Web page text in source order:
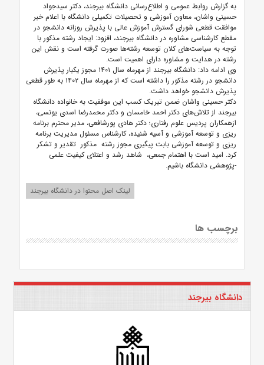
به گزارش روابط عمومی و اطلاع‌رسانی دانشگاه بیرجند، دکتر سیدجواد
حسینی واشان، معاون آموزشی و تحصیلات تکمیلی دانشگاه با اعلام خبر
موافقت قطعی شورای گسترش آموزش عالی با پذیرش روزانه دانشجو در
مقطع کارشناسی مشاوره در دانشگاه بیرجند، افزود: ‏ایجاد رشته مذکور با
توجه به سیاست‌های کلان توسعه رشته‌ها صورت گرفته است و نقش این
رشته در هدایت و مشاوره دارای اهمیت است.
وی ادامه داد: دانشگاه بیرجند از مهرماه سال ۱۴۰۱ مجوز یکبار پذیرش
دانشجو در رشته مذکور را داشته است که از مهرماه سال ۱۴۰۲ به طور قطعی
پذیرش دانشجو ‏خواهد داشت.‏
دکتر حسینی واشان ضمن تبریک کسب این موفقیت به خانواده دانشگاه
بیرجند از تلاش‌های دکتر احمد خامسان و دکتر محمدرضا اسدی یونسی،
ازهمکاران پردیس علوم رفتاری؛ دکتر هادی پورشافعی، مدیر محترم برنامه
ریزی و توسعه آموزشی و آسیه شنیده، کارشناس مسئول مدیریت برنامه
ریزی و توسعه آموزشی بابت پیگیری مجوز رشته مذکور تقدیر و تشکر
کرد. امید است با اهتمام جمعی، شاهد رشد و اعتلای کیفیت علمی
-پژوهشی دانشگاه باشیم.
لینک اصل محتوا در دانشگاه بیرجند
برچسب ها
دانشگاه بیرجند